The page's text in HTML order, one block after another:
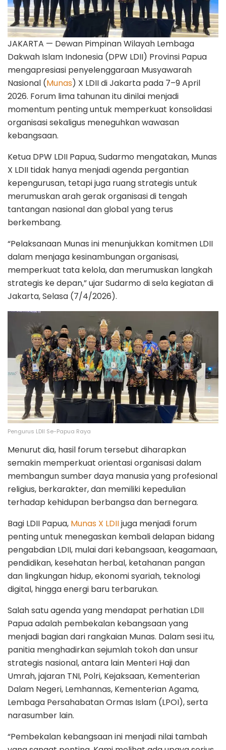
JAKARTA — Dewan Pimpinan Wilayah Lembaga
Dakwah Islam Indonesia (DPW LDII) Provinsi Papua
mengapresiasi penyelenggaraan Musyawarah
Nasional (Munas) X LDII di Jakarta pada 7–9 April
2026. Forum lima tahunan itu dinilai menjadi
momentum penting untuk memperkuat konsolidasi
organisasi sekaligus meneguhkan wawasan
kebangsaan.
Ketua DPW LDII Papua, Sudarmo mengatakan, Munas
X LDII tidak hanya menjadi agenda pergantian
kepengurusan, tetapi juga ruang strategis untuk
merumuskan arah gerak organisasi di tengah
tantangan nasional dan global yang terus
berkembang.
“Pelaksanaan Munas ini menunjukkan komitmen LDII
dalam menjaga kesinambungan organisasi,
memperkuat tata kelola, dan merumuskan langkah
strategis ke depan,” ujar Sudarmo di sela kegiatan di
Jakarta, Selasa (7/4/2026).
Pengurus LDII Se-Papua Raya
Menurut dia, hasil forum tersebut diharapkan
semakin memperkuat orientasi organisasi dalam
membangun sumber daya manusia yang profesional
religius, berkarakter, dan memiliki kepedulian
terhadap kehidupan berbangsa dan bernegara.
Bagi LDII Papua, Munas X LDIIjuga menjadi forum
penting untuk menegaskan kembali delapan bidang
pengabdian LDII, mulai dari kebangsaan, keagamaan,
pendidikan, kesehatan herbal, ketahanan pangan
dan lingkungan hidup, ekonomi syariah, teknologi
digital, hingga energi baru terbarukan.
Salah satu agenda yang mendapat perhatian LDII
Papua adalah pembekalan kebangsaan yang
menjadi bagian dari rangkaian Munas. Dalam sesi itu,
panitia menghadirkan sejumlah tokoh dan unsur
strategis nasional, antara lain Menteri Haji dan
Umrah, jajaran TNI, Polri, Kejaksaan, Kementerian
Dalam Negeri, Lemhannas, Kementerian Agama,
Lembaga Persahabatan Ormas Islam (LPOI), serta
narasumber lain.
“Pembekalan kebangsaan ini menjadi nilai tambah